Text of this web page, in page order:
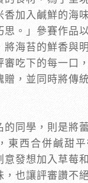
香加入鹹鮮的海
思。」參賽作品
將海苔的鮮香與
審吃下的每一口
贈，並同時將傳
的同學，則是將
東西合併鹹甜
意發想加入草莓
也讓評審讚不